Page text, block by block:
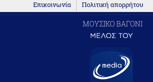
Επικοινωνία Πολιτική απορρήτου
ΜΟΥΣΙΚΟ ΒΑΓΟΝΙ